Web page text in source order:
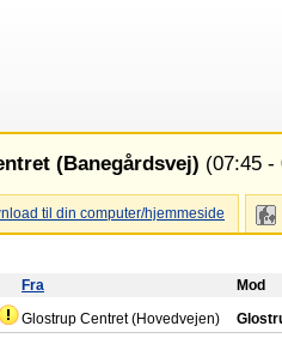
(Banegårdsvej) (07:45 -
til din computer/hjemmeside
Fra
Mod
Glostrup Centret (Hovedvejen)